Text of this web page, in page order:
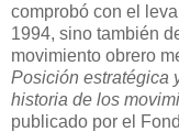
comprobó con el
1994, sino también
movimiento obrero
Posición estratégica
historia de los
publicado por el